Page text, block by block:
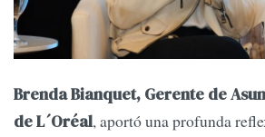
Brenda Bianquet, Gerente de
de L´Oréal, aportó una profunda